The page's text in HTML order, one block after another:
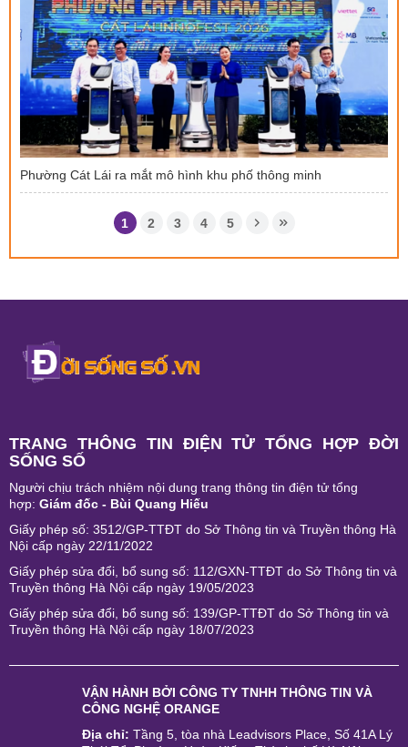
Phường Cát Lái ra mắt mô hình khu phố thông minh
1 2 3 4 5
TRANG THÔNG TIN ĐIỆN TỬ TỔNG HỢP ĐỜI
SỐNG SỐ
Người chịu trách nhiệm nội dung trang thông tin điện tử tổng
hợp: Giám đốc - Bùi Quang Hiếu
Giấy phép số: 3512/GP-TTĐT do Sở Thông tin và Truyền thông Hà
Nội cấp ngày 22/11/2022
Giấy phép sửa đổi, bổ sung số: 112/GXN-TTĐT do Sở Thông tin và
Truyền thông Hà Nội cấp ngày 19/05/2023
Giấy phép sửa đổi, bổ sung số: 139/GP-TTĐT do Sở Thông tin và
Truyền thông Hà Nội cấp ngày 18/07/2023
VẬN HÀNH BỞI CÔNG TY TNHH THÔNG TIN VÀ
CÔNG NGHỆ ORANGE
Địa chỉ: Tầng 5, tòa nhà Leadvisors Place, Số 41A Lý